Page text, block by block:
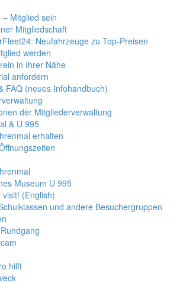
Mitglied sein
Mitgliedschaft
Neufahrzeuge zu Top-Preisen
werden
in Ihrer Nähe
anfordern
FAQ (neues Infohandbuch)
der Mitgliederverwaltung
& U 995
erhalten
Museum U 995
visit! (English)
und andere Besuchergruppen
hilft